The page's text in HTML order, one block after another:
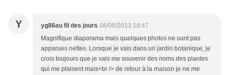
Y yg86au fil des jours 06/06/2013 18:47
Magnifique diaporama mais quelques photos ne sont pas
apparues nettes. Lorsque je vais dans un jardin botanique, je
crois toujours que je vais me souvenir des noms des plantes
qui me plaisent mais<br /> de retour à la maison je ne me